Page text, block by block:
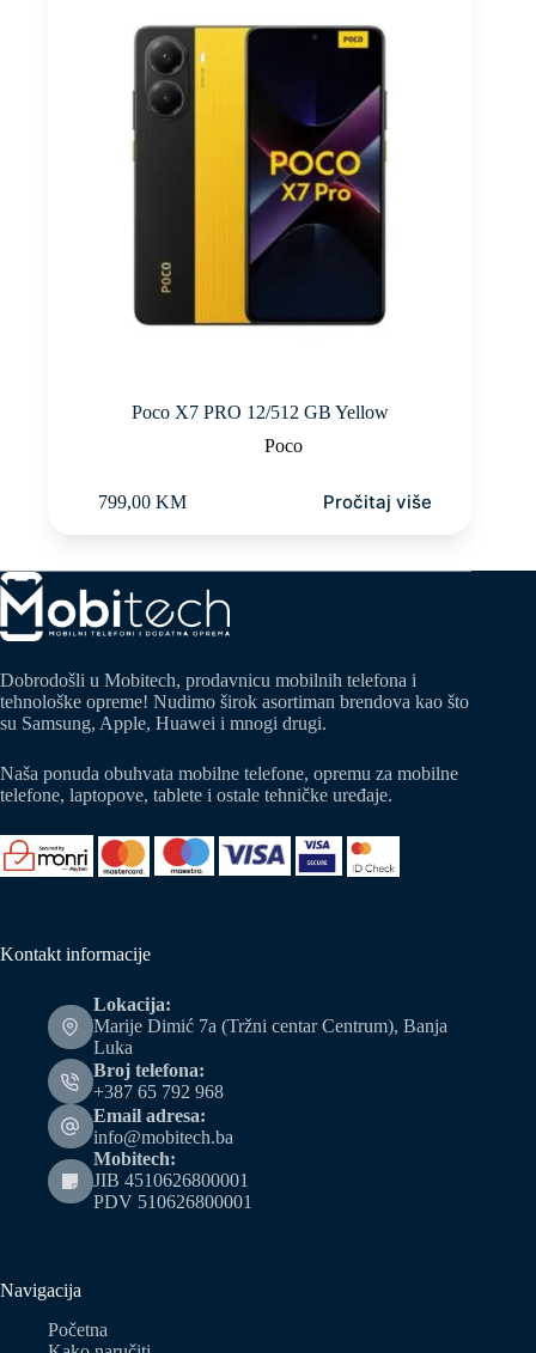
Poco X7 PRO 12/512 GB Yellow
Poco
799,00 KM Pročitaj više
Dobrodošli u Mobitech, prodavnicu mobilnih telefona i
tehnološke opreme! Nudimo širok asortiman brendova kao što
su Samsung, Apple, Huawei i mnogi drugi.
Naša ponuda obuhvata mobilne telefone, opremu za mobilne
telefone, laptopove, tablete i ostale tehničke uređaje.
Kontakt informacije
Lokacija:
Marije Dimić 7a (Tržni centar Centrum), Banja
Luka
Broj telefona:
+387 65 792 968
Email adresa:
info@mobitech.ba
Mobitech:
JIB 4510626800001
PDV 510626800001
Navigacija
Početna